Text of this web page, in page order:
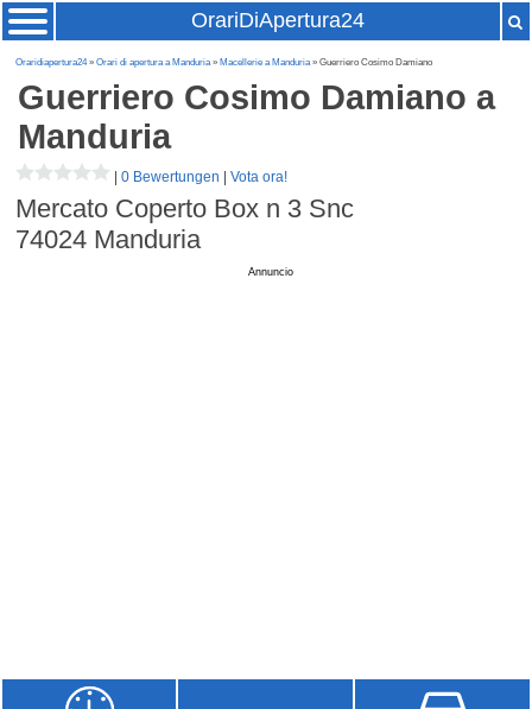
OrariDiApertura24
Oraridiapertura24»Orari di apertura a Manduria» Macellerie a Manduria» Guerriero Cosimo Damiano
Guerriero Cosimo Damiano a
Manduria
|0 Bewertungen |Vota ora!
Mercato Coperto Box n 3 Snc
74024 Manduria
Annuncio